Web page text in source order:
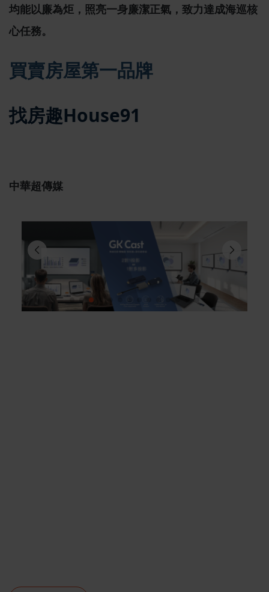
均能以廉為炬，照亮一身廉潔正氣，致力達成海巡核
心任務。
買賣房屋第一品牌
找房趣House91
中華超傳媒